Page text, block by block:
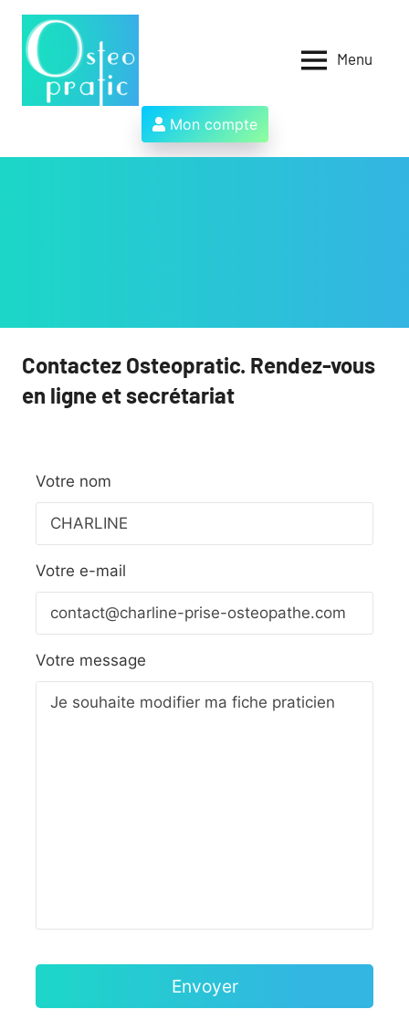
Aller
contenu
des
ostéopathes
et
Menu
Mon compte
Contactez Osteopratic. Rendez-vous
en ligne et secrétariat
Votre nom
Votre e-mail
Votre message